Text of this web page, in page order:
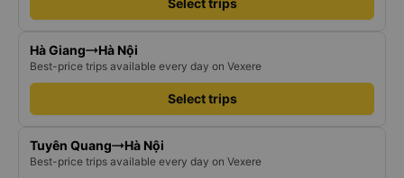
Select trips
Hà Giang Hà Nội
Best-price trips available every day on Vexere
Select trips
Tuyên Quang Hà Nội
Best-price trips available every day on Vexere